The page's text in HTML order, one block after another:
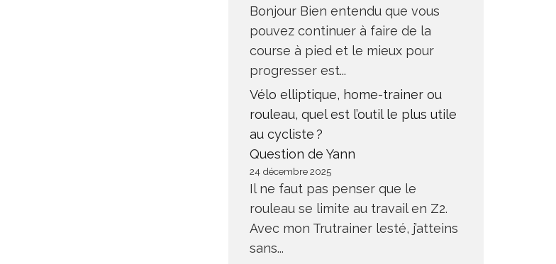
Bonjour Bien entendu que vous
pouvez continuer à faire de la
course à pied et le mieux pour
progresser est...
Vélo elliptique, home-trainer ou
rouleau, quel est l’outil le plus utile
au cycliste ?
Question de Yann
24 décembre 2025
Il ne faut pas penser que le
rouleau se limite au travail en Z2.
Avec mon Trutrainer lesté, j’atteins
sans...